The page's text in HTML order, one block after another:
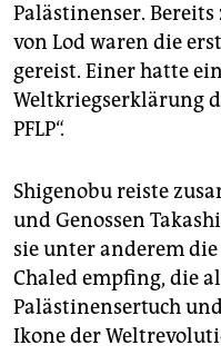
Palästinenser. Bereits
von Lod waren die
gereist. Einer hatte
Weltkriegserklärung
PFLP“.
Shigenobu reiste
und Genossen
sie unter anderem
Chaled empfing, die
Palästinensertuch
Ikone der